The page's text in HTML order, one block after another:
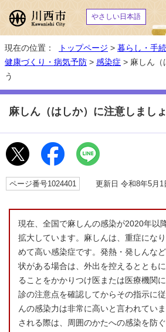
やさしい日本語
現在の位置： トップページ > 暮らし・手
健康づくり・病気予防 > 感染症 > 麻しん（
う
麻しん（はしか）に注意しまし
ページ番号1024401 更新日 令和8年5月1
現在、全国で麻しんの感染が2020年以
拡大しています。麻しんは、重症にな
めて高い感染症です。発熱・発しんな
状がある場合は、外出を控えるととも
ることをかかりつけ医または医療機関
診の注意点を確認してからその指示に
んの感染力は非常に高いと言われてい
される際は、周囲のかたへの感染を防